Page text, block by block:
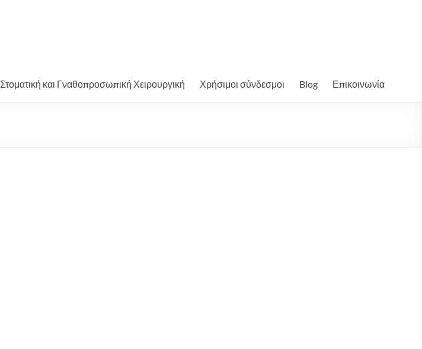
Στοματική και Γναθοπροσωπική Χειρουργική Χρήσιμοι σύνδεσμοι Blog Επικοινωνία